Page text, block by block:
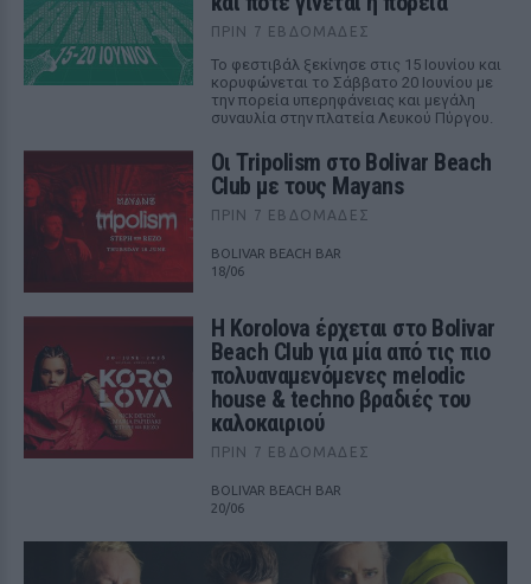
ΠΡΙΝ 7 ΕΒΔΟΜΆΔΕΣ
Το φεστιβάλ ξεκίνησε στις 15 Ιουνίου και
κορυφώνεται το Σάββατο 20 Ιουνίου με
την πορεία υπερηφάνειας και μεγάλη
συναυλία στην πλατεία Λευκού Πύργου.
Οι Tripolism στο Bolivar Beach
Club με τους Mayans
ΠΡΙΝ 7 ΕΒΔΟΜΆΔΕΣ
BOLIVAR BEACH BAR
18/06
Η Korolova έρχεται στο Bolivar
Beach Club για μία από τις πιο
πολυαναμενόμενες melodic
house & techno βραδιές του
καλοκαιριού
ΠΡΙΝ 7 ΕΒΔΟΜΆΔΕΣ
BOLIVAR BEACH BAR
20/06